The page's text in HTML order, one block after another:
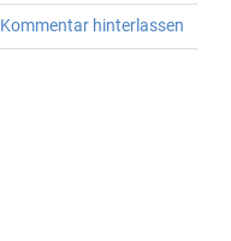
Kommentar hinterlassen